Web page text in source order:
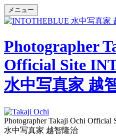
メニュー
Photographer
Official Site
水中写真家 越
Photographer Takaji Ochi
水中写真家 越智隆治